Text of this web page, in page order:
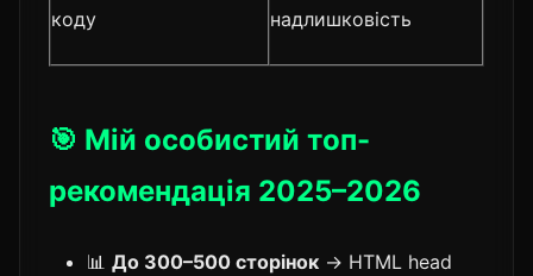
коду
надлишковість
🎯 Мій особистий топ-
рекомендація 2025–2026
📊 До 300–500 сторінок → HTML head